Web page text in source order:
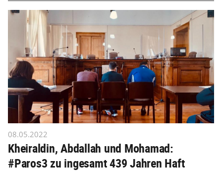
08.05.2022
Kheiraldin, Abdallah und Mohamad:
#Paros3 zu ingesamt 439 Jahren Haft